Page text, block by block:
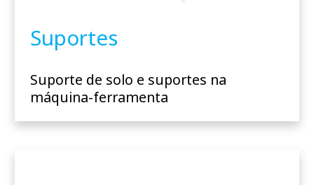
Suportes
Suporte de solo e suportes na
máquina-ferramenta